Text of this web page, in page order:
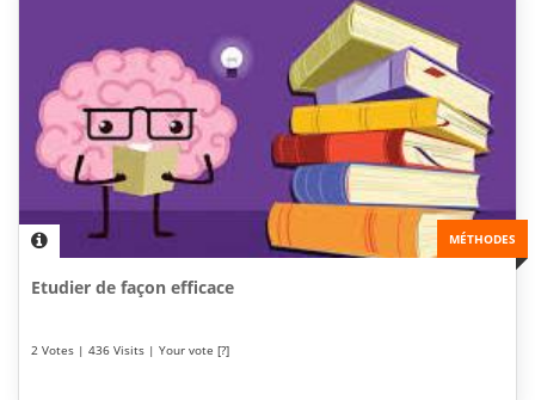
MÉTHODES
Etudier de façon efficace
2 Votes | 436 Visits | Your vote [?]